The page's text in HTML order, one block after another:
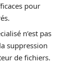
pour
n’est pas
suppression
de fichiers.